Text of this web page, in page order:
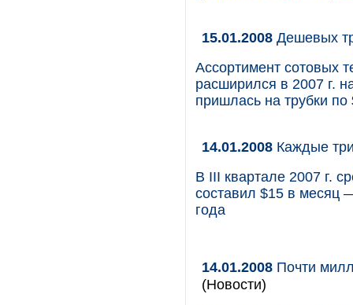
15.01.2008 Дешевых
Ассортимент сотовых
расширился в 2007 г.
пришлась на трубки
14.01.2008 Каждые
В III квартале 2007 г.
составил $15 в месяц
года
14.01.2008 Почти
(Новости)